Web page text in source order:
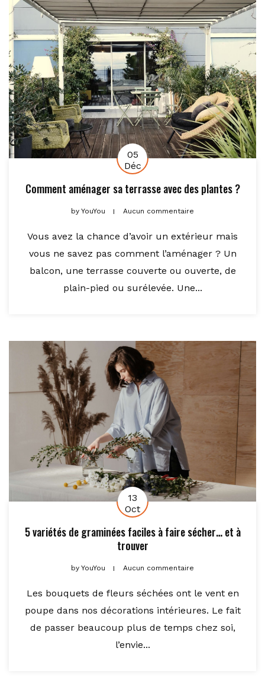
05
Déc
Comment aménager sa terrasse avec des plantes ?
by YouYou Aucun commentaire
Vous avez la chance d’avoir un extérieur mais
vous ne savez pas comment l’aménager ? Un
balcon, une terrasse couverte ou ouverte, de
plain-pied ou surélevée. Une...
13
Oct
5 variétés de graminées faciles à faire sécher… et à
trouver
by YouYou Aucun commentaire
Les bouquets de fleurs séchées ont le vent en
poupe dans nos décorations intérieures. Le fait
de passer beaucoup plus de temps chez soi,
l’envie...